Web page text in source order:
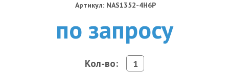
Артикул: NAS1352-4H6P
по запросу
Кол-во: